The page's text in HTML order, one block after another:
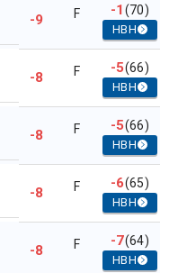
-9 F -1(70)
HBH
-8 F -5(66)
HBH
-8 F -5(66)
HBH
-8 F -6(65)
HBH
-8 F -7(64)
HBH